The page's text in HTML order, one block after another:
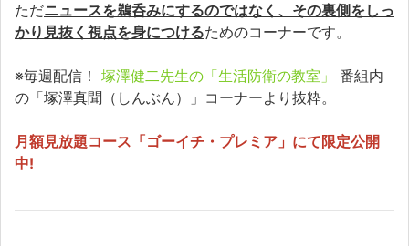
ただニュースを鵜呑みにするのではなく、その裏側をしっ
かり見抜く視点を身につけるためのコーナーです。
※毎週配信！ 塚澤健二先生の「生活防衛の教室」
番組内
の「塚澤真聞（しんぶん）」コーナーより抜粋。
月額見放題コース「ゴーイチ・プレミア」にて限定公開
中!